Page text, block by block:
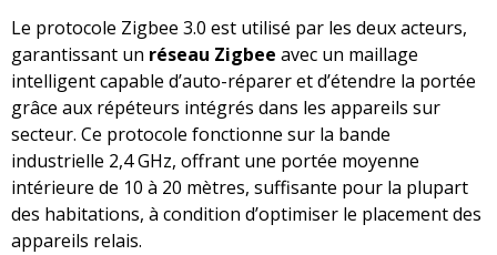
Le protocole Zigbee 3.0 est utilisé par les deux acteurs,
garantissant un réseau Zigbee avec un maillage
intelligent capable d’auto-réparer et d’étendre la portée
grâce aux répéteurs intégrés dans les appareils sur
secteur. Ce protocole fonctionne sur la bande
industrielle 2,4 GHz, offrant une portée moyenne
intérieure de 10 à 20 mètres, suffisante pour la plupart
des habitations, à condition d’optimiser le placement des
appareils relais.